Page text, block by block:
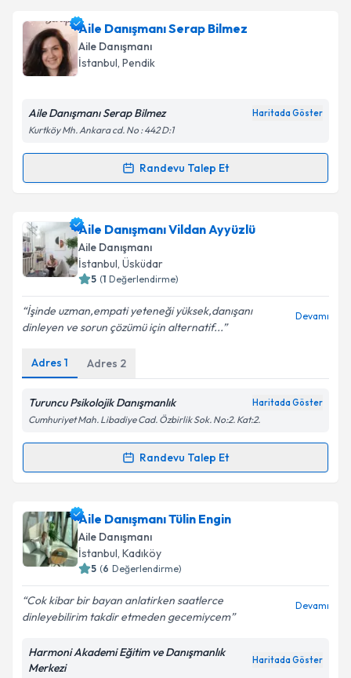
Aile Danışmanı Gülşen Ekin Budakiçin randevu
takvimi talebi oluşturun. Size bu uzmandan randevu
almanız için bir takvim hazırlandığında e-posta ile
bilgilendireceğiz.
Kişisel verilerimin işlenmesine ilişkinAydınlatma
kapsamda işlenmesini kabul ediyorum.
Takvim Talebini Gönder
Aile Danışmanı Serap Bilmez
Aile Danışmanı
İstanbul, Pendik
Aile Danışmanı Serap Bilmez Haritada Göster
Kurtköy Mh. Ankara cd. No : 442 D:1
Randevu Talep Et
Randevu Takvimi Talebi
Aile Danışmanı Serap Bilmeziçin randevu takvimi
talebi oluşturun. Size bu uzmandan randevu almanız
için bir takvim hazırlandığında e-posta ile
bilgilendireceğiz.
E-posta Adresiniz
Kişisel verilerimin işlenmesine ilişkinAydınlatma
Metni'ni okudum ve kişisel verilerimin belirtilen
kapsamda işlenmesini kabul ediyorum.
Takvim Talebini Gönder
Aile Danışmanı Vildan Ayyüzlü
Aile Danışmanı
İstanbul, Üsküdar
5 (1 Değerlendirme)
İşinde uzman,empati yeteneği yüksek,danışanı
dinleyen ve sorun çözümü için alternatif...
Devamı
Adres 1 Adres 2
Turuncu Psikolojik Danışmanlık Haritada Göster
Cumhuriyet Mah. Libadiye Cad. Özbirlik Sok. No:2. Kat:2.
Randevu Talep Et
Randevu Takvimi Talebi
Aile Danışmanı Vildan Ayyüzlüiçin randevu takvimi
talebi oluşturun. Size bu uzmandan randevu almanız
için bir takvim hazırlandığında e-posta ile
bilgilendireceğiz.
E-posta Adresiniz
Aile Danışmanı Tülin Engin
Aile Danışmanı
İstanbul, Kadıköy
5 (6 Değerlendirme)
Cok kibar bir bayan anlatirken saatlerce
dinleyebilirim takdir etmeden gecemiycem
Devamı
Harmoni Akademi Eğitim ve Danışmanlık
Merkezi
Haritada Göster